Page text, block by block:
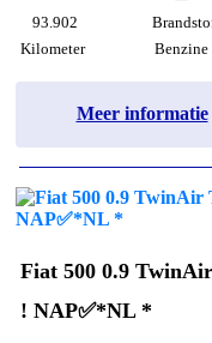
93.902
Kilometer
Benzine
Meer informatie
Fiat 500 0.9
! NAP✅*NL *